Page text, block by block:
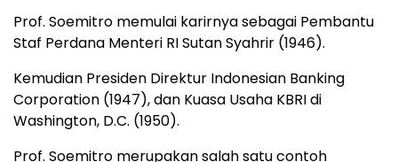
Prof. Soemitro memulai karirnya sebagai Pembantu
Staf Perdana Menteri RI Sutan Syahrir (1946).
Kemudian Presiden Direktur Indonesian Banking
Corporation (1947), dan Kuasa Usaha KBRI di
Washington, D.C. (1950).
Prof. Soemitro merupakan salah satu contoh